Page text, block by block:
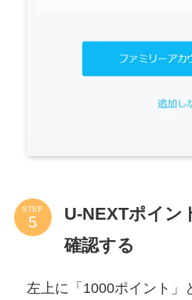
STEP
U-NEXTポイン
確認する
左上に「1000ポイント」